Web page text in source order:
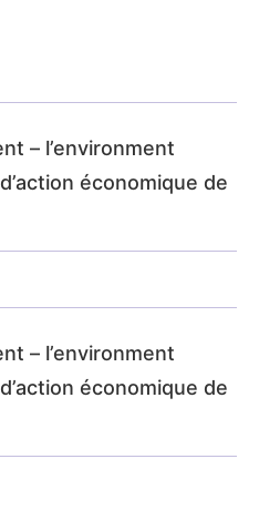
– l’environment
économique de
– l’environment
économique de